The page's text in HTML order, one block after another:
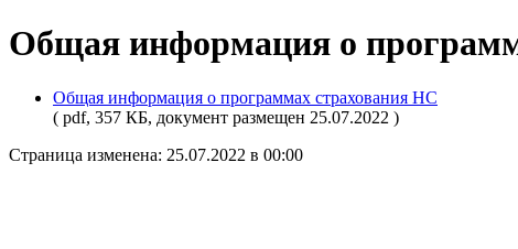
Общая информация о
Общая информация о программах страхования НС
( pdf, 357 КБ, документ размещен 25.07.2022 )
Страница изменена: 25.07.2022 в 00:00